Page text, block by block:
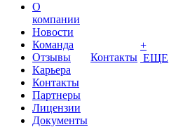
О
компании
Новости
Команда
Отзывы
Карьера
Контакты
Партнеры
Лицензии
Документы
Контакты
+
ЕЩЕ